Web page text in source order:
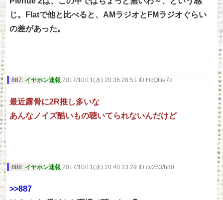
じ。Flatで他と比べると、AMラジオとFMラジオぐらい
の差があった。
887: イヤホン速報 2017/10/11(水) 20:36:28.51 ID:HcQttie7d
最近露骨に2R推し多いな
あんなノイズ酷いもの聴いてられないんだけど
888: イヤホン速報 2017/10/11(水) 20:40:23.29 ID:cv253/h80
>>887